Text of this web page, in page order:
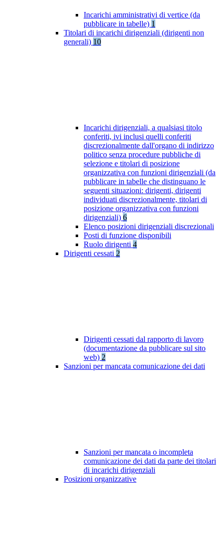
Incarichi amministrativi di vertice (da
pubblicare in tabelle) 1
Titolari di incarichi dirigenziali (dirigenti non
generali) 10
Incarichi dirigenziali, a qualsiasi titolo
conferiti, ivi inclusi quelli conferiti
discrezionalmente dall'organo di indirizzo
politico senza procedure pubbliche di
selezione e titolari di posizione
organizzativa con funzioni dirigenziali (da
pubblicare in tabelle che distinguano le
seguenti situazioni: dirigenti, dirigenti
individuati discrezionalmente, titolari di
posizione organizzativa con funzioni
dirigenziali) 6
Elenco posizioni dirigenziali discrezionali
Posti di funzione disponibili
Ruolo dirigenti 4
Dirigenti cessati 2
Dirigenti cessati dal rapporto di lavoro
(documentazione da pubblicare sul sito
web) 2
Sanzioni per mancata comunicazione dei dati
Sanzioni per mancata o incompleta
comunicazione dei dati da parte dei titolari
di incarichi dirigenziali
Posizioni organizzative